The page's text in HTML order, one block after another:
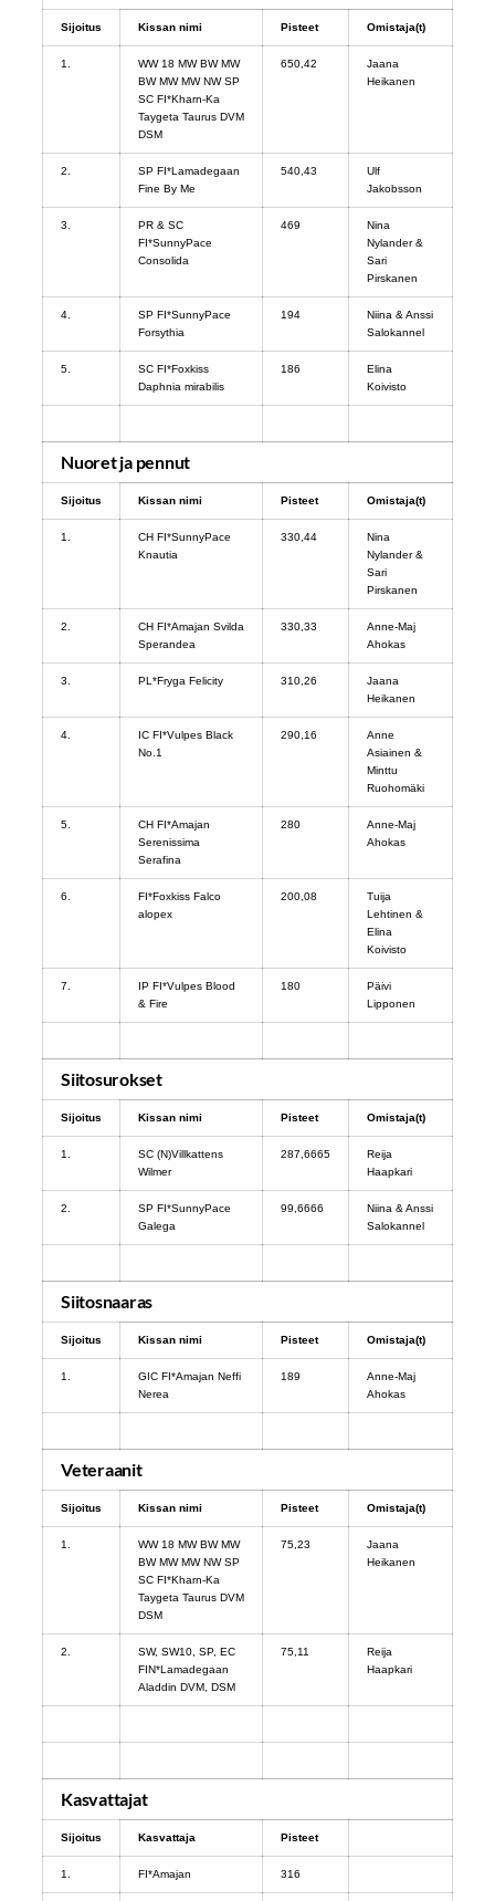
Sijoitus Kissan nimi Pisteet Omistaja(t)
1.
WW 18 MW BW MW
BW MW MW NW SP
SC FI*Kharn-Ka
Taygeta Taurus DVM
DSM
650,42
Jaana
Heikanen
2.
SP FI*Lamadegaan
Fine By Me
540,43
Ulf
Jakobsson
3.
PR & SC
FI*SunnyPace
Consolida
469
Nina
Nylander &
Sari
Pirskanen
4.
SP FI*SunnyPace
Forsythia
194
Niina & Anssi
Salokannel
5.
SC FI*Foxkiss
Daphnia mirabilis
186
Elina
Koivisto
Nuoret ja pennut
Sijoitus Kissan nimi Pisteet Omistaja(t)
1.
CH FI*SunnyPace
Knautia
330,44
Nina
Nylander &
Sari
Pirskanen
2.
CH FI*Amajan Svilda
Sperandea
330,33
Anne-Maj
Ahokas
3. PL*Fryga Felicity 310,26
Jaana
Heikanen
4.
IC FI*Vulpes Black
No.1
290,16
Anne
Asiainen &
Minttu
Ruohomäki
5.
CH FI*Amajan
Serenissima
Serafina
280
Anne-Maj
Ahokas
6.
FI*Foxkiss Falco
alopex
200,08
Tuija
Lehtinen &
Elina
Koivisto
7.
IP FI*Vulpes Blood
& Fire
180
Päivi
Lipponen
Siitosurokset
Sijoitus Kissan nimi Pisteet Omistaja(t)
1.
SC (N)Villkattens
Wilmer
287,6665
Reija
Haapkari
2.
SP FI*SunnyPace
Galega
99,6666
Niina & Anssi
Salokannel
Siitosnaaras
Sijoitus Kissan nimi Pisteet Omistaja(t)
1.
GIC FI*Amajan Neffi
Nerea
189
Anne-Maj
Ahokas
Veteraanit
Sijoitus Kissan nimi Pisteet Omistaja(t)
1.
WW 18 MW BW MW
BW MW MW NW SP
SC FI*Kharn-Ka
Taygeta Taurus DVM
DSM
75,23
Jaana
Heikanen
2.
SW, SW10, SP, EC
FIN*Lamadegaan
Aladdin DVM, DSM
75,11
Reija
Haapkari
Kasvattajat
Sijoitus Kasvattaja Pisteet
1. FI*Amajan 316